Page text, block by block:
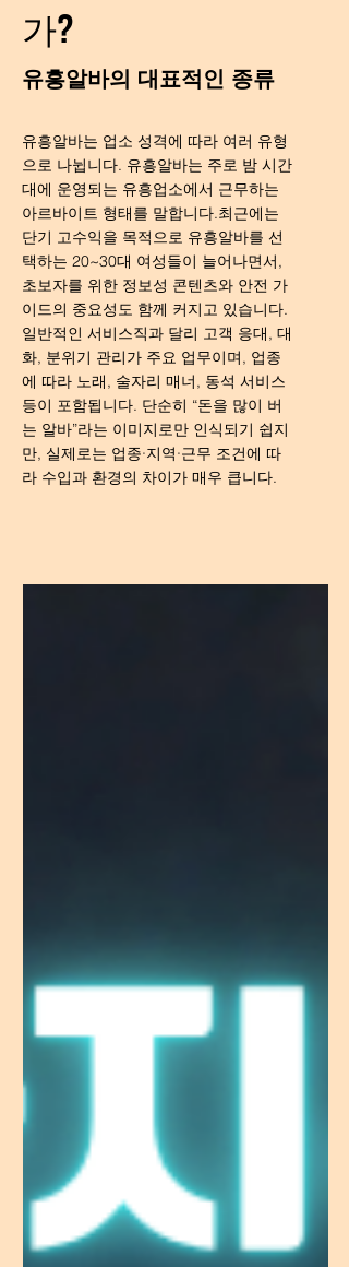
가?
유흥알바의 대표적인 종류
유흥알바는 업소 성격에 따라 여러 유형
으로 나뉩니다. 유흥알바는 주로 밤 시간
대에 운영되는 유흥업소에서 근무하는
아르바이트 형태를 말합니다.최근에는
단기 고수익을 목적으로 유흥알바를 선
택하는 20~30대 여성들이 늘어나면서,
초보자를 위한 정보성 콘텐츠와 안전 가
이드의 중요성도 함께 커지고 있습니다.
일반적인 서비스직과 달리 고객 응대, 대
화, 분위기 관리가 주요 업무이며, 업종
에 따라 노래, 술자리 매너, 동석 서비스
등이 포함됩니다. 단순히 “돈을 많이 버
는 알바”라는 이미지로만 인식되기 쉽지
만, 실제로는 업종·지역·근무 조건에 따
라 수입과 환경의 차이가 매우 큽니다.